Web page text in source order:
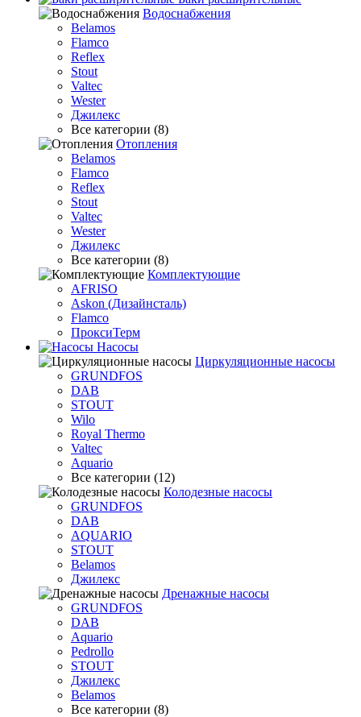
Водоснабжения
Belamos
Flamco
Reflex
Stout
Valtec
Wester
Джилекс
Все категории (8)
Отопления
Belamos
Flamco
Reflex
Stout
Valtec
Wester
Джилекс
Все категории (8)
Комплектующие
AFRISO
Askon (Дизайнсталь)
Flamco
ПроксиТерм
Насосы
Циркуляционные насосы
GRUNDFOS
DAB
STOUT
Wilo
Royal Thermo
Valtec
Aquario
Все категории (12)
Колодезные насосы
GRUNDFOS
DAB
AQUARIO
STOUT
Belamos
Джилекс
Дренажные насосы
GRUNDFOS
DAB
Aquario
Pedrollo
STOUT
Джилекс
Belamos
Все категории (8)